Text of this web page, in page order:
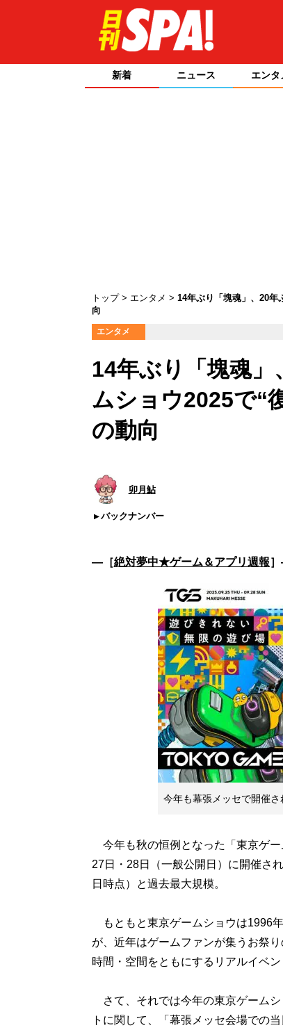
新着 ニュース エンタ
トップ エンタメ
14年ぶり「塊魂」、20
向
エンタメ
14年ぶり「塊魂
ムショウ2025で“
の動向
卯月鮎
バックナンバー
―［絶対夢中★ゲーム＆アプリ週報
今年も幕張メッセで開催
今年も秋の恒例となった「東京ゲー
27日・28日（一般公開日）に開催さ
日時点）と過去最大規模。
もともと東京ゲームショウは1996
が、近年はゲームファンが集うお祭
時間・空間をともにするリアルイベ
さて、それでは今年の東京ゲームシ
トに関して、「幕張メッセ会場での